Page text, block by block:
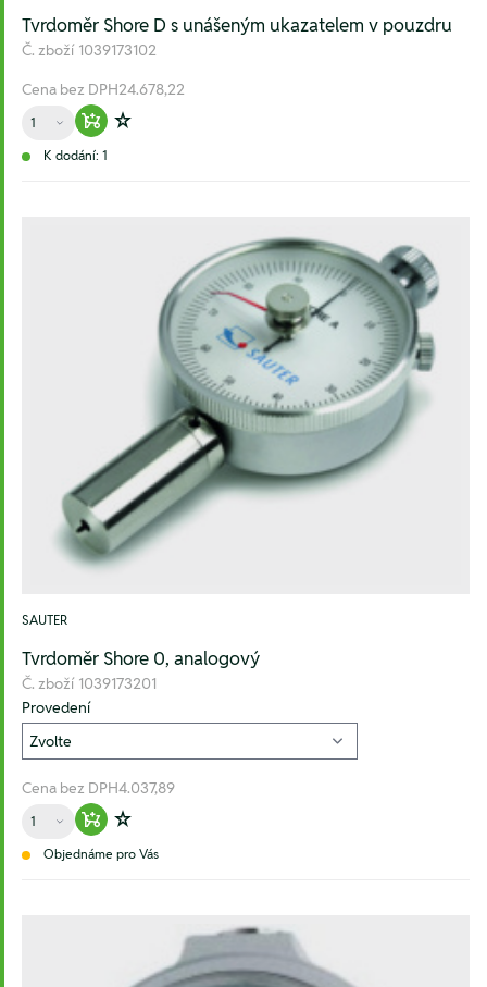
Tvrdoměr Shore D s unášeným ukazatelem v pouzdru
Č. zboží 1039173102
Cena bez DPH24.678,22
Množství
Warenkorb hinzufügen
Zur Wunschliste hinzufügen
K dodání: 1
SAUTER
Tvrdoměr Shore 0, analogový
Č. zboží 1039173201
Provedení
Cena bez DPH4.037,89
Množství
Warenkorb hinzufügen
Zur Wunschliste hinzufügen
Objednáme pro Vás